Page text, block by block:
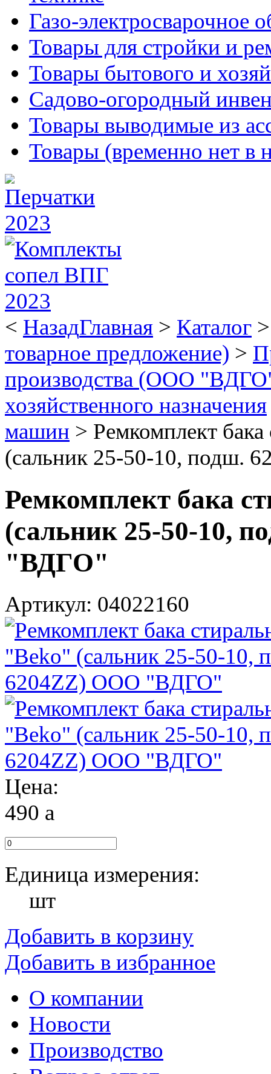
Газо-электросварочное
Товары для стройки и
Товары бытового и
Садово-огородный
Товары выводимые из
Товары (временно нет в
< НазадГлавная > Каталог
товарное предложение) >
производства (ООО
хозяйственного назначения
машин > Ремкомплект
(сальник 25-50-10,
Ремкомплект бака
(сальник 25-50-10,
"ВДГО"
Артикул: 04022160
Цена:
490 a
Единица измерения:
шт
Добавить в корзину
Добавить в избранное
О компании
Новости
Производство